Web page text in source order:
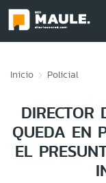
Inicio Policial
QUEDA EN
EL